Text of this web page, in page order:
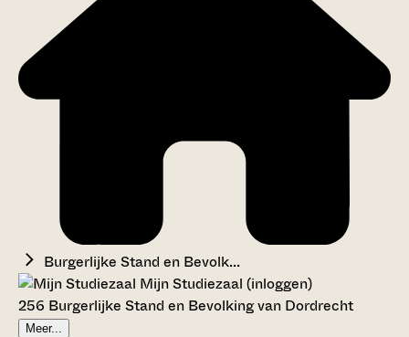
Burgerlijke Stand en Bevolk...
Mijn Studiezaal (inloggen)
256 Burgerlijke Stand en Bevolking van Dordrecht
Meer...